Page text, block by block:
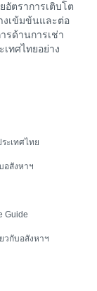
อัตราการเติบโต
งเข้มข้นและต่อ
รด้านการเช่า
ทศไทยอย่าง
ะเทศไทย
อสังหาฯ
Guide
วกับอสังหาฯ